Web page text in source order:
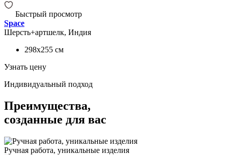
Быстрый просмотр
Space
Шерсть+артшелк, Индия
298x255 см
Узнать цену
Индивидуальный подход
Преимущества,
созданные для вас
Ручная работа, уникальные изделия